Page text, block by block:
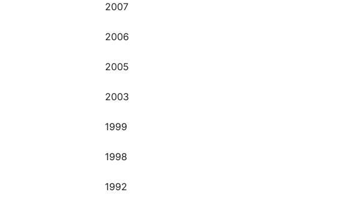
2007
2006
2005
2003
1999
1998
1992